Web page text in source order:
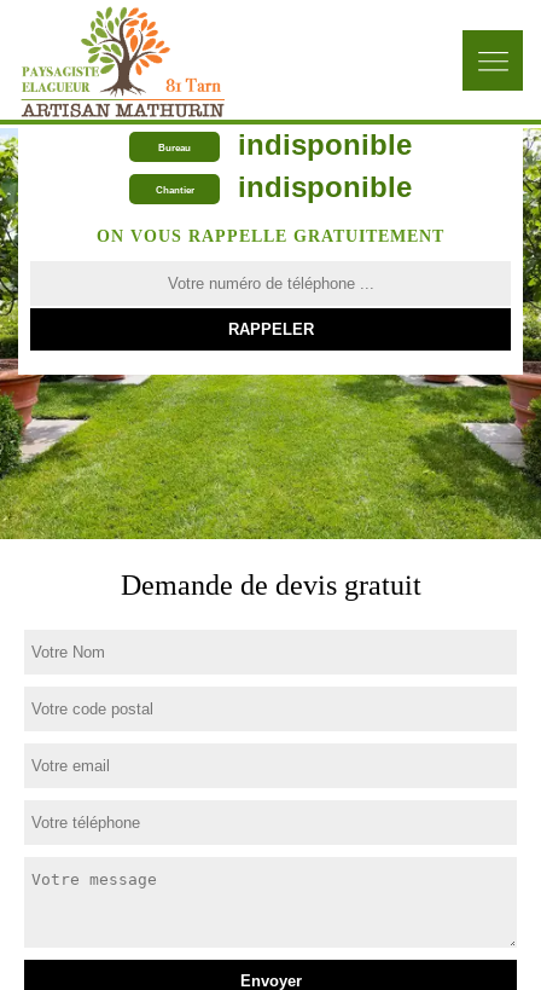
Bureau indisponible
Chantier indisponible
ON VOUS RAPPELLE GRATUITEMENT
Demande de devis gratuit